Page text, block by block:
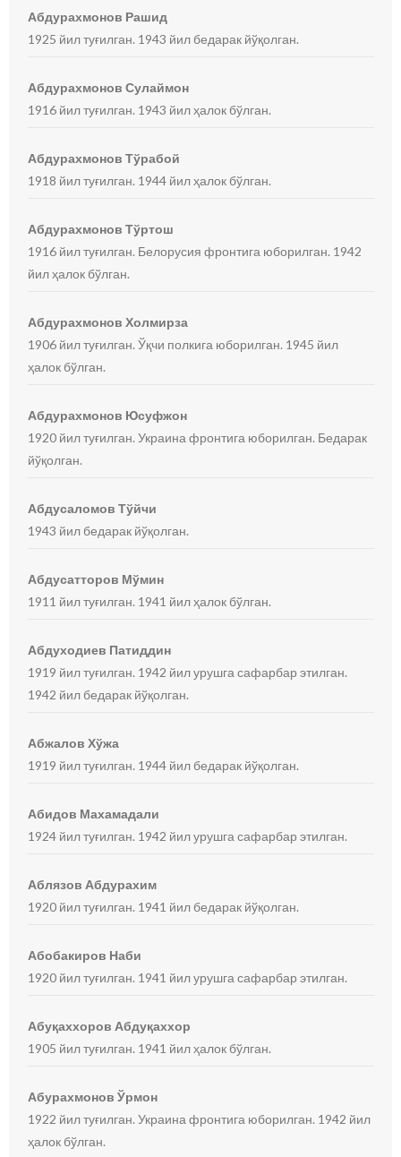
Абдурахмонов Рашид
1925 йил туғилган. 1943 йил бедарак йўқолган.
Абдурахмонов Сулаймон
1916 йил туғилган. 1943 йил ҳалок бўлган.
Абдурахмонов Тўрабой
1918 йил туғилган. 1944 йил ҳалок бўлган.
Абдурахмонов Тўртош
1916 йил туғилган. Белорусия фронтига юборилган. 1942
йил ҳалок бўлган.
Абдурахмонов Холмирза
1906 йил туғилган. Ўқчи полкига юборилган. 1945 йил
ҳалок бўлган.
Абдурахмонов Юсуфжон
1920 йил туғилган. Украина фронтига юборилган. Бедарак
йўқолган.
Абдусаломов Тўйчи
1943 йил бедарак йўқолган.
Абдусатторов Мўмин
1911 йил туғилган. 1941 йил ҳалок бўлган.
Абдуходиев Патиддин
1919 йил туғилган. 1942 йил урушга сафарбар этилган.
1942 йил бедарак йўқолган.
Абжалов Хўжа
1919 йил туғилган. 1944 йил бедарак йўқолган.
Абидов Махамадали
1924 йил туғилган. 1942 йил урушга сафарбар этилган.
Аблязов Абдурахим
1920 йил туғилган. 1941 йил бедарак йўқолган.
Абобакиров Наби
1920 йил туғилган. 1941 йил урушга сафарбар этилган.
Абуқаххоров Абдуқаххор
1905 йил туғилган. 1941 йил ҳалок бўлган.
Абурахмонов Ўрмон
1922 йил туғилган. Украина фронтига юборилган. 1942 йил
ҳалок бўлган.